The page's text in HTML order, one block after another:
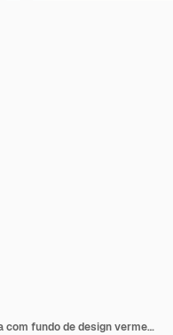
Conjunto do dia da independência com fundo de design vermelho e azul americano de elemento diferente